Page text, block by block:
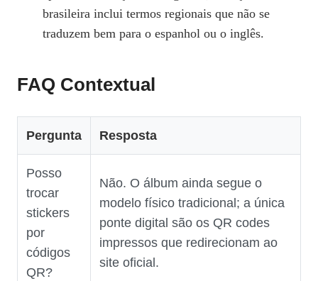
brasileira inclui termos regionais que não se
traduzem bem para o espanhol ou o inglês.
FAQ Contextual
Pergunta Resposta
Posso
trocar
stickers
por
códigos
QR?
Não. O álbum ainda segue o
modelo físico tradicional; a única
ponte digital são os QR codes
impressos que redirecionam ao
site oficial.